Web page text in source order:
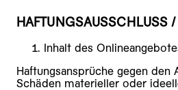
HAFTUNGSAUSSCHLUSS
Inhalt des
Haftungsansprüche gegen den
Schäden materieller oder